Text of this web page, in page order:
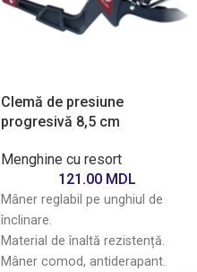
Clemă de presiune
progresivă 8,5 cm
Menghine cu resort
121.00 MDL
Mâner reglabil pe unghiul de
înclinare.
Material de înaltă rezistență.
Mâner comod, antiderapant.